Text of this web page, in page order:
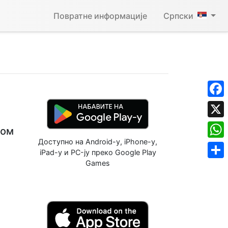
Повратне информације Српски
X
Доступно на Android-у, iPhone-у,
iPad-у и PC-ју преко Google Play
Games